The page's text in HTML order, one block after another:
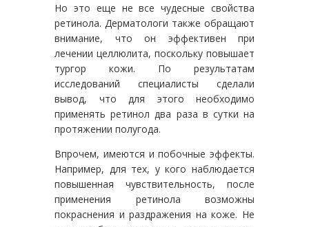
Но это еще не все чудесные свойства
ретинола. Дерматологи также обращают
внимание, что он эффективен при
лечении целлюлита, поскольку повышает
тургор кожи. По результатам
исследований специалисты сделали
вывод, что для этого необходимо
применять ретинол два раза в сутки на
протяжении полугода.
Впрочем, имеются и побочные эффекты.
Например, для тех, у кого наблюдается
повышенная чувствительность, после
применения ретинола возможны
покраснения и раздражения на коже. Не